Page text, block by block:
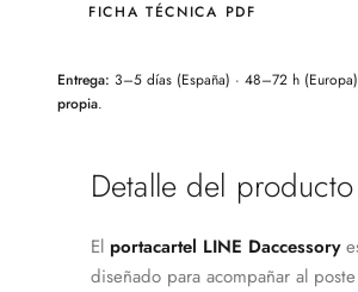
FICHA TÉCNICA PDF
Entrega: 3–5 días (España) · 48–72 h (Europa)
propia.
Detalle del producto
El portacartel LINE Daccessory
diseñado para acompañar al